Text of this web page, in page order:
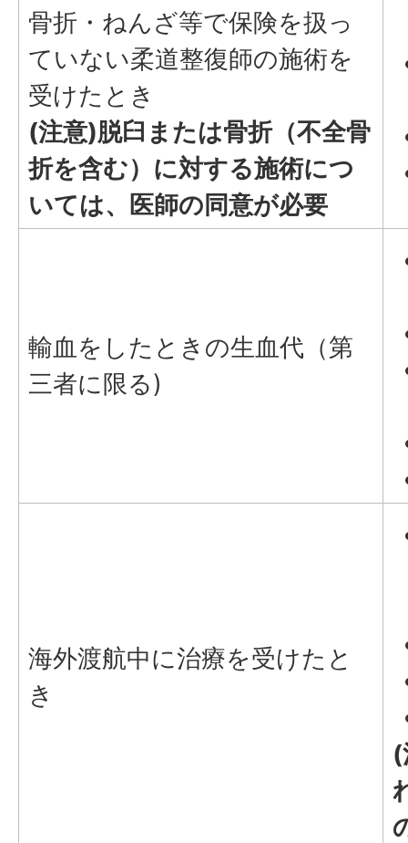
骨折・ねんざ等で保険を扱っ
ていない柔道整復師の施術を
受けたとき
(注意)脱臼または骨折（不全骨
折を含む）に対する施術につ
いては、医師の同意が必要
輸血をしたときの生血代（第
三者に限る)
海外渡航中に治療を受けたと
き
(